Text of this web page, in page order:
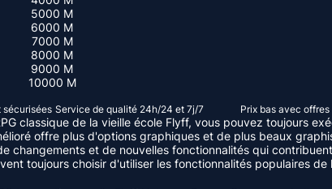
5000 M
6000 M
7000 M
8000 M
9000 M
10000 M
sécurisées Service de qualité 24h/24 et 7j/7 Prix ​​bas avec offres
classique de la vieille école Flyff, vous pouvez toujours
offre plus d'options graphiques et de plus beaux
changements et de nouvelles fonctionnalités qui
toujours choisir d'utiliser les fonctionnalités populaires